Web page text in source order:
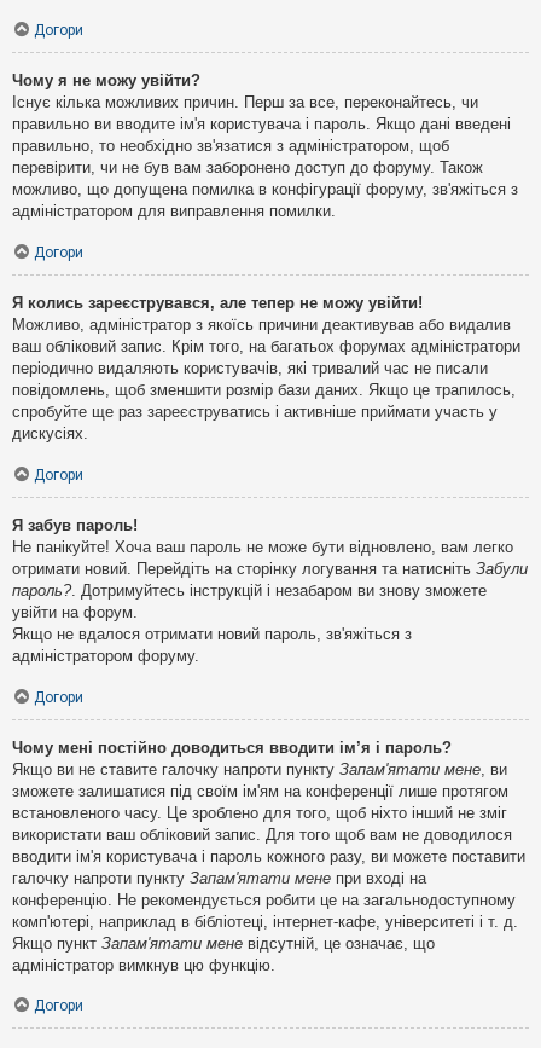
Догори
Чому я не можу увійти?
Існує кілька можливих причин. Перш за все, переконайтесь, чи
правильно ви вводите ім'я користувача і пароль. Якщо дані введені
правильно, то необхідно зв'язатися з адміністратором, щоб
перевірити, чи не був вам заборонено доступ до форуму. Також
можливо, що допущена помилка в конфігурації форуму, зв'яжіться з
адміністратором для виправлення помилки.
Догори
Я колись зареєструвався, але тепер не можу увійти!
Можливо, адміністратор з якоїсь причини деактивував або видалив
ваш обліковий запис. Крім того, на багатьох форумах адміністратори
періодично видаляють користувачів, які тривалий час не писали
повідомлень, щоб зменшити розмір бази даних. Якщо це трапилось,
спробуйте ще раз зареєструватись і активніше приймати участь у
дискусіях.
Догори
Я забув пароль!
Не панікуйте! Хоча ваш пароль не може бути відновлено, вам легко
отримати новий. Перейдіть на сторінку логування та натисніть Забули
пароль?. Дотримуйтесь інструкцій і незабаром ви знову зможете
увійти на форум.
Якщо не вдалося отримати новий пароль, зв'яжіться з
адміністратором форуму.
Догори
Чому мені постійно доводиться вводити ім’я і пароль?
Якщо ви не ставите галочку напроти пункту Запам'ятати мене , ви
зможете залишатися під своїм ім'ям на конференції лише протягом
встановленого часу. Це зроблено для того, щоб ніхто інший не зміг
використати ваш обліковий запис. Для того щоб вам не доводилося
вводити ім'я користувача і пароль кожного разу, ви можете поставити
галочку напроти пункту Запам'ятати мене при вході на
конференцію. Не рекомендується робити це на загальнодоступному
комп'ютері, наприклад в бібліотеці, інтернет-кафе, університеті і т. д.
Якщо пункт Запам'ятати мене відсутній, це означає, що
адміністратор вимкнув цю функцію.
Догори